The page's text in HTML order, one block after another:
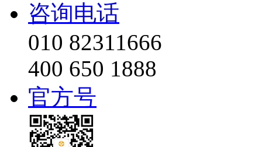
咨询电话
010 82311666
400 650 1888
官方号